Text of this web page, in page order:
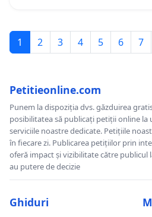
1 2 3 4 5 6 7
Petitieonline.com
Punem la dispoziția dvs. găzduirea
posibilitatea să publicați petiții online la
serviciile noastre dedicate. Petițiile
în fiecare zi. Publicarea petițiilor prin
oferă impact și vizibilitate către publicul
au putere de decizie
Ghiduri